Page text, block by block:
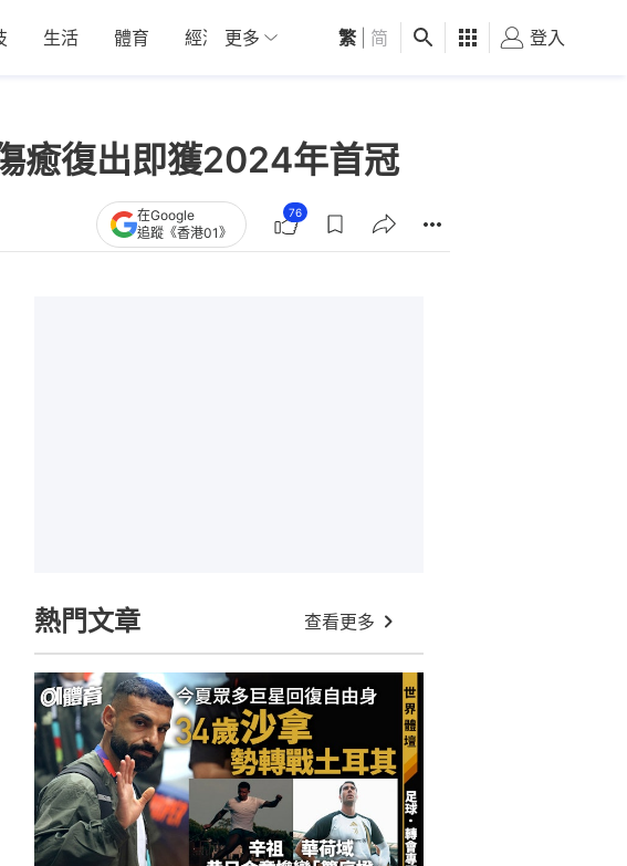
生活 體育 經濟 01深圳 觀點 健康 好食玩飛
更多 繁 简 登入
癒復出即獲2024年首冠
在Google
追蹤《香港01》
76
熱門文章 查看更多